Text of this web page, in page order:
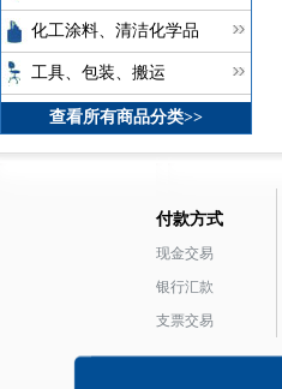
化工涂料、清洁化学品
工具、包装、搬运
查看所有商品分类>>
付款方式
现金交易
银行汇款
支票交易